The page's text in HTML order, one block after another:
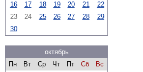
16
17 18 19 20 21
22
23
24 25 26 27 28
29
30
октябрь
Пн
Вт Ср Чт Пт Сб
Вс